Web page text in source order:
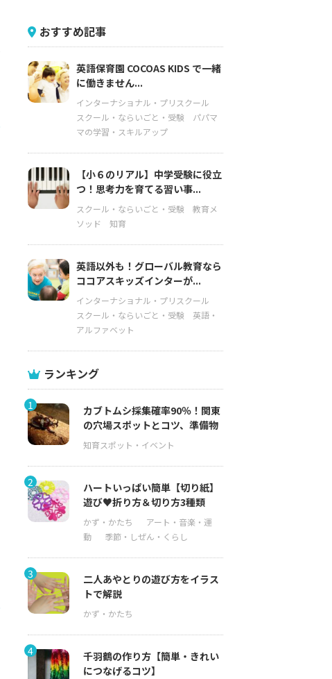
おすすめ記事
英語保育園 COCOAS KIDS で一緒
に働きません...
インターナショナル・プリスクール
スクール・ならいごと・受験
パパマ
マの学習・スキルアップ
【小６のリアル】中学受験に役立
つ！思考力を育てる習い事...
スクール・ならいごと・受験
教育メ
ソッド
知育
英語以外も！グローバル教育なら
ココアスキッズインターが...
インターナショナル・プリスクール
スクール・ならいごと・受験
英語・
アルファベット
ランキング
1
カブトムシ採集確率90％！関東
の穴場スポットとコツ、準備物
2
ハートいっぱい簡単【切り紙】
遊び♥折り方＆切り方3種類
3
二人あやとりの遊び方をイラス
トで解説
4
千羽鶴の作り方【簡単・きれい
につなげるコツ】